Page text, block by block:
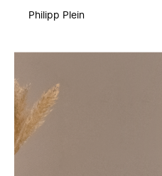
Philipp Plein